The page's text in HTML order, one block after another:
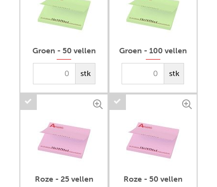
Groen - 50 vellen
stk
Groen - 100 vellen
stk
Roze - 25 vellen Roze - 50 vellen